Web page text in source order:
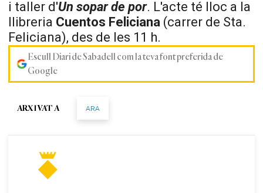
i taller d'Un sopar de por. L'acte té lloc a la
llibreria Cuentos Feliciana (carrer de Sta.
Feliciana), des de les 11 h.
Escull Diari de Sabadell com la teva font preferida de
Google
ARXIVAT A ARA